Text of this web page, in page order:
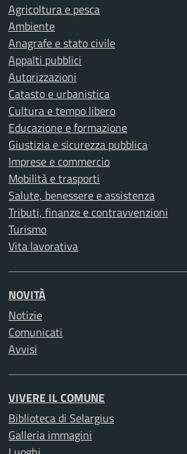
Agricoltura e pesca
Ambiente
Anagrafe e stato civile
Appalti pubblici
Autorizzazioni
Catasto e urbanistica
Cultura e tempo libero
Educazione e formazione
Giustizia e sicurezza pubblica
Imprese e commercio
Mobilità e trasporti
Salute, benessere e assistenza
Tributi, finanze e contravvenzioni
Turismo
Vita lavorativa
NOVITÀ
Notizie
Comunicati
Avvisi
VIVERE IL COMUNE
Biblioteca di Selargius
Galleria immagini